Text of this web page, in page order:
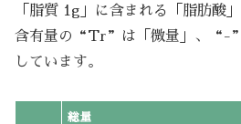
「脂質 1g」に含まれる「脂肪酸
含有量の“Tr”は「微量」、“-”
しています。
総量